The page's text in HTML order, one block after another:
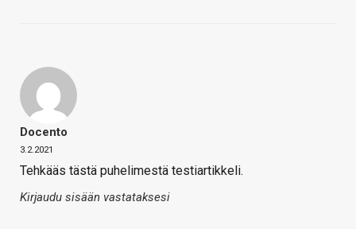
Docento
3.2.2021
Tehkääs tästä puhelimestä testiartikkeli.
Kirjaudu sisään vastataksesi